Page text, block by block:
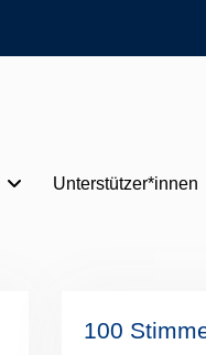
Unterstützer*innen
100